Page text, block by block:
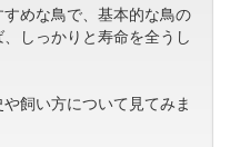
めな鳥で、基本的な鳥の
しっかりと寿命を全うし
飼い方について見てみま